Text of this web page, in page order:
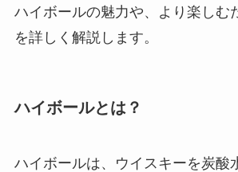
ハイボールの魅力や、より楽しむ
を詳しく解説します。
ハイボールとは？
ハイボールは、ウイスキーを炭酸